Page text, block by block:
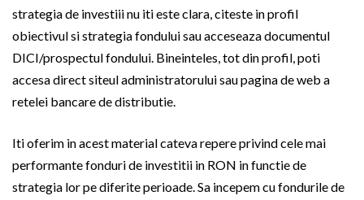
strategia de investiii nu iti este clara, citeste in profil
obiectivul si strategia fondului sau acceseaza documentul
DICI/prospectul fondului. Bineinteles, tot din profil, poti
accesa direct siteul administratorului sau pagina de web a
retelei bancare de distributie.
Iti oferim in acest material cateva repere privind cele mai
performante fonduri de investitii in RON in functie de
strategia lor pe diferite perioade. Sa incepem cu fondurile de